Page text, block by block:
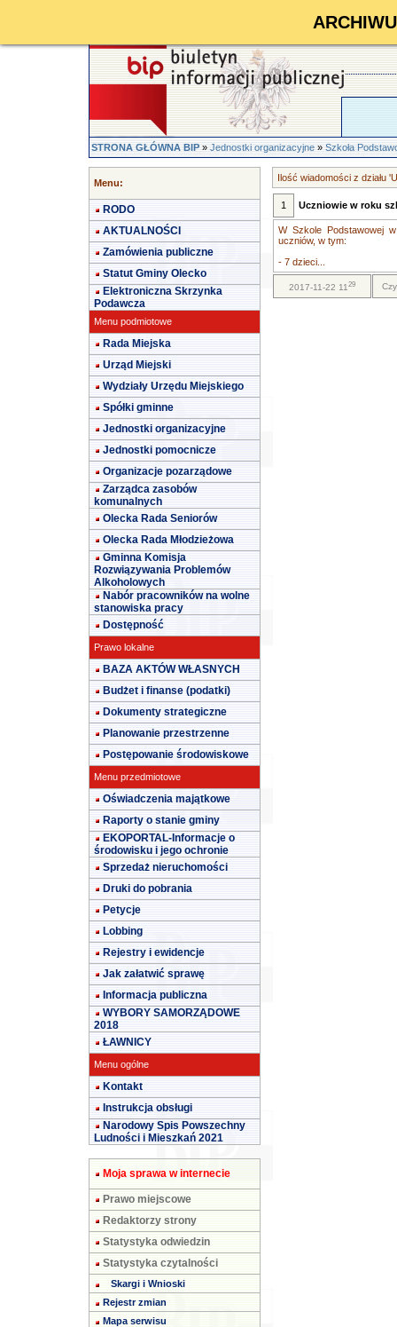
STRONA GŁÓWNA BIP»Jednostki organizacyjne»Szkoła
Menu:
RODO
AKTUALNOŚCI
Zamówienia publiczne
Statut Gminy Olecko
Elektroniczna Skrzynka
Podawcza
Menu podmiotowe
Rada Miejska
Urząd Miejski
Wydziały Urzędu Miejskiego
Spółki gminne
Jednostki organizacyjne
Jednostki pomocnicze
Organizacje pozarządowe
Zarządca zasobów
komunalnych
Olecka Rada Seniorów
Olecka Rada Młodzieżowa
Gminna Komisja
Rozwiązywania Problemów
Alkoholowych
Nabór pracowników na wolne
stanowiska pracy
Dostępność
Prawo lokalne
BAZA AKTÓW WŁASNYCH
Budżet i finanse (podatki)
Dokumenty strategiczne
Planowanie przestrzenne
Postępowanie środowiskowe
Menu przedmiotowe
Oświadczenia majątkowe
Raporty o stanie gminy
EKOPORTAL-Informacje o
środowisku i jego ochronie
Sprzedaż nieruchomości
Druki do pobrania
Petycje
Lobbing
Rejestry i ewidencje
Jak załatwić sprawę
Informacja publiczna
WYBORY SAMORZĄDOWE
2018
ŁAWNICY
Menu ogólne
Kontakt
Instrukcja obsługi
Narodowy Spis Powszechny
Ludności i Mieszkań 2021
Moja sprawa w internecie
Prawo miejscowe
Redaktorzy strony
Statystyka odwiedzin
Statystyka czytalności
Skargi i Wnioski
Rejestr zmian
Mapa serwisu
Ilość wiadomości z działu
1 Uczniowie w roku
W Szkole Podstawowej
uczniów, w tym:
- 7 dzieci...
2017-11-22 1129